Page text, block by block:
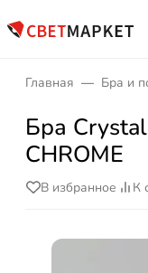
Главная Бра и
Бра
CHROME
В избранное К